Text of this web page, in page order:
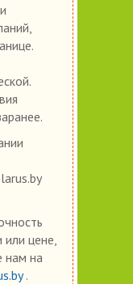
цене,
нам на
.